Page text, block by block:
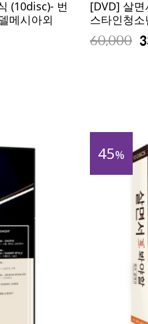
(10disc)- 번
메시아외
[DVD] 살
스타인청
60,000
45%